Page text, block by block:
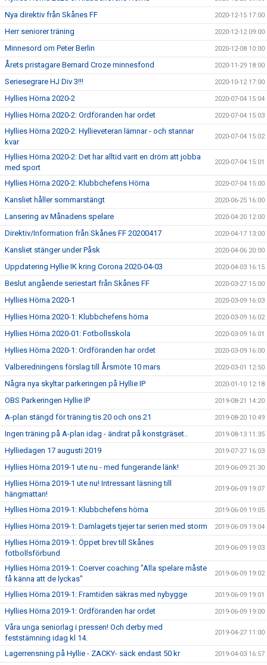
Nya direktiv från Skånes FF 2020-12-15 17:00
Herr seniorer träning 2020-12-12 09:00
Minnesord om Peter Berlin 2020-12-08 10:00
Årets pristagare Bernard Croze minnesfond 2020-11-29 18:00
Seriesegrare HJ Div 3!!! 2020-10-12 17:00
Hyllies Hörna 2020-2 2020-07-04 15:04
Hyllies Hörna 2020-2: Ordföranden har ordet 2020-07-04 15:03
Hyllies Hörna 2020-2: Hyllieveteran lämnar - och stannar
kvar
2020-07-04 15:02
Hyllies Hörna 2020-2: Det har alltid varit en dröm att jobba
med sport
2020-07-04 15:01
Hyllies Hörna 2020-2: Klubbchefens Hörna 2020-07-04 15:00
Kansliet håller sommarstängt 2020-06-25 16:00
Lansering av Månadens spelare 2020-04-20 12:00
Direktiv/Information från Skånes FF 20200417 2020-04-17 13:00
Kansliet stänger under Påsk 2020-04-06 20:00
Uppdatering Hyllie IK kring Corona 2020-04-03 2020-04-03 16:15
Beslut angående seriestart från Skånes FF 2020-03-27 15:00
Hyllies Hörna 2020-1 2020-03-09 16:03
Hyllies Hörna 2020-1: Klubbchefens hörna 2020-03-09 16:02
Hyllies Hörna 2020-01: Fotbollsskola 2020-03-09 16:01
Hyllies Hörna 2020-1: Ordföranden har ordet 2020-03-09 16:00
Valberedningens förslag till Årsmöte 10 mars 2020-03-01 12:50
Några nya skyltar parkeringen på Hyllie IP 2020-01-10 12:18
OBS Parkeringen Hyllie IP 2019-08-21 14:20
A-plan stängd för träning tis 20 och ons 21 2019-08-20 10:49
Ingen träning på A-plan idag - ändrat på konstgräset.. 2019-08-13 11:35
Hylliedagen 17 augusti 2019 2019-07-27 16:03
Hyllies Hörna 2019-1 ute nu - med fungerande länk! 2019-06-09 21:30
Hyllies Hörna 2019-1 ute nu! Intressant läsning till
hängmattan!
2019-06-09 19:07
Hyllies Hörna 2019-1: Klubbchefens hörna 2019-06-09 19:05
Hyllies Hörna 2019-1: Damlagets tjejer tar serien med storm 2019-06-09 19:04
Hyllies Hörna 2019-1: Öppet brev till Skånes
fotbollsförbund
2019-06-09 19:03
Hyllies Hörna 2019-1: Coerver coaching "Alla spelare måste
få känna att de lyckas"
2019-06-09 19:02
Hyllies Hörna 2019-1: Framtiden säkras med nybygge 2019-06-09 19:01
Hyllies Hörna 2019-1: Ordföranden har ordet 2019-06-09 19:00
Våra unga seniorlag i pressen! Och derby med
feststämning idag kl 14.
2019-04-27 11:00
Lagerrensning på Hyllie - ZACKY- säck endast 50 kr 2019-04-03 16:57